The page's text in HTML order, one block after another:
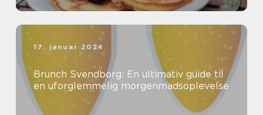
17. januar 2024
Brunch Svendborg: En ultimativ guide til
en uforglemmelig morgenmadsoplevelse